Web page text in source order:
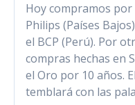
Hoy compramos
Philips (Países
el BCP (Perú). Por
compras hechas en
el Oro por 10 años.
temblará con las